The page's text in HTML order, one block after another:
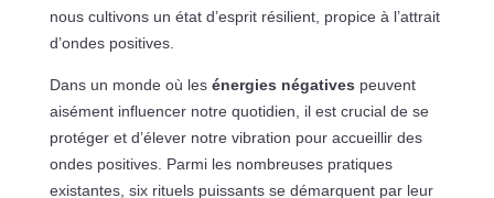
nous cultivons un état d’esprit résilient, propice à l’attrait
d’ondes positives.
Dans un monde où les énergies négatives peuvent
aisément influencer notre quotidien, il est crucial de se
protéger et d’élever notre vibration pour accueillir des
ondes positives. Parmi les nombreuses pratiques
existantes, six rituels puissants se démarquent par leur